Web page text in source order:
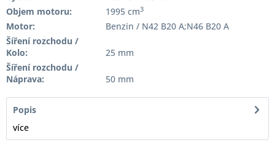
Objem motoru:
1995 cm3
Motor:
Benzin / N42 B20 A;N46 B20 A
Šíření rozchodu /
Kolo:
25 mm
Šíření rozchodu /
Náprava:
50 mm
Popis
více